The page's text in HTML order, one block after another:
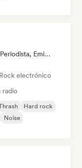
Medios De Comunicación/Periodista, Emisoras De Radio
Rock electrónico
radio
Hard rock
Noise